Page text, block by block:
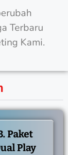
Terbaru
Kami.
Paket
Play